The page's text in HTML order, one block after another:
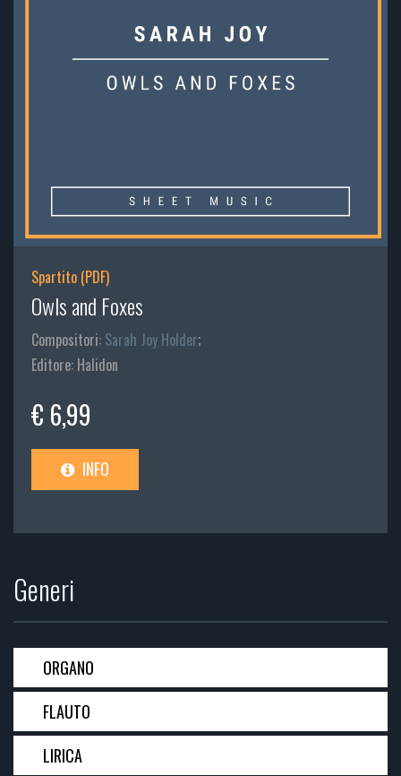
Spartito (PDF)
Owls and Foxes
Compositori: Sarah Joy Holder;
Editore: Halidon
€ 6,99
INFO
Generi
ORGANO
FLAUTO
LIRICA